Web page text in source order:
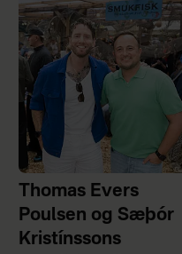
Thomas Evers
Poulsen og Sæþór
Kristínssons